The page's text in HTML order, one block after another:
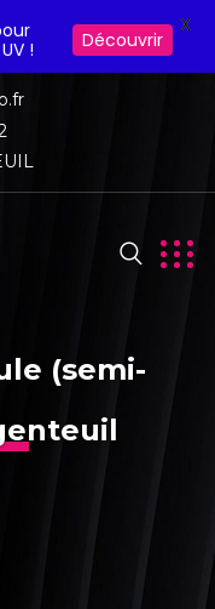
(semi-
!
Découvrir
X